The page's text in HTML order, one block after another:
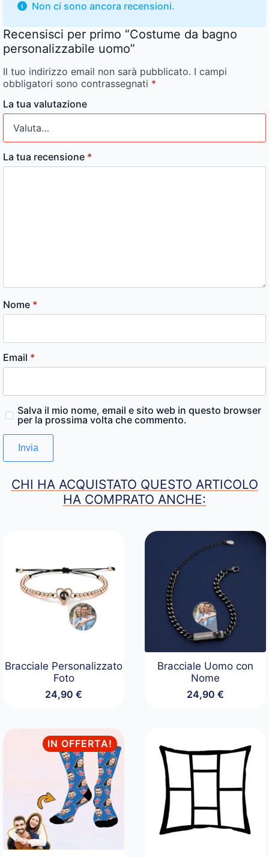
Non ci sono ancora recensioni.
Recensisci per primo “Costume da bagno
personalizzabile uomo”
Il tuo indirizzo email non sarà pubblicato. I campi
obbligatori sono contrassegnati *
La tua valutazione
La tua recensione *
Nome *
Email *
Salva il mio nome, email e sito web in questo browser
per la prossima volta che commento.
CHI HA ACQUISTATO QUESTO ARTICOLO
HA COMPRATO ANCHE:
Bracciale Personalizzato
Foto
24,90€
Bracciale Uomo con
Nome
24,90 €
IN OFFERTA!